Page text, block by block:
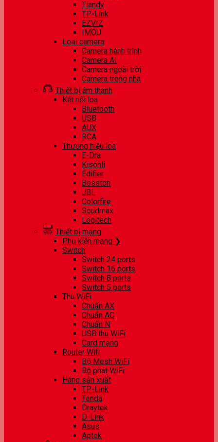
Tiandy
TP-Link
EZVIZ
IMOU
Loại camera
Camera hành trình
Camera AI
Camera ngoài trời
Camera trong nhà
Thiết bị âm thanh
Kết nối loa
Bluetooth
USB
AUX
RCA
Thương hiệu loa
E-Dra
Kisonli
Edifier
Bosston
JBL
Colorfire
Soudmax
Logitech
Thiết bị mạng
Phụ kiện mạng ❯
Switch
Switch 24 ports
Switch 16 ports
Switch 8 ports
Switch 5 ports
Thu WiFi
Chuẩn AX
Chuẩn AC
Chuẩn N
USB thu WiFi
Card mạng
Router Wifi
Bộ Mesh WiFi
Bộ phát WiFi
Hãng sản xuất
TP-Link
Tenda
Draytek
D-Link
Asus
Aptek